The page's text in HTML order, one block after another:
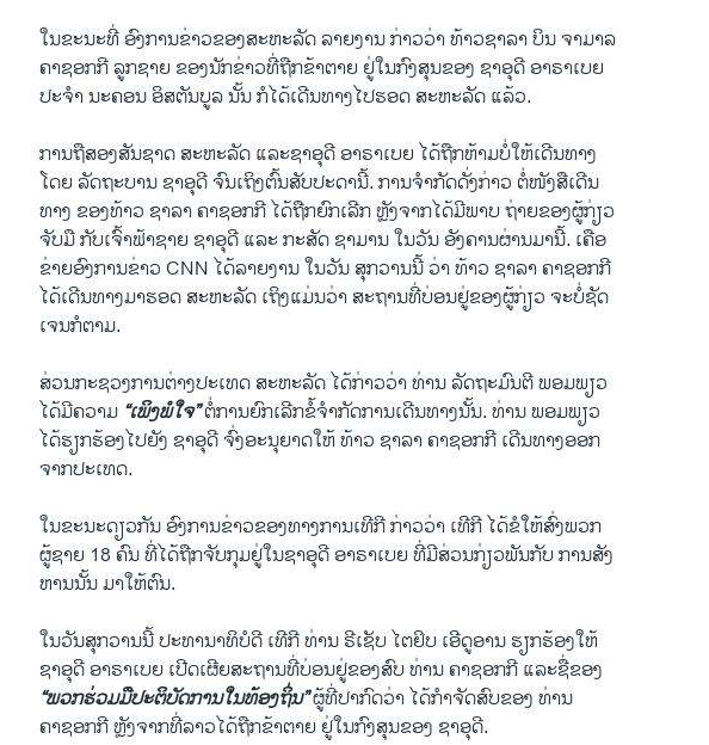
ໃນຂະນະທີ່ ອົງການຂ່າວຂອງສະຫະລັດ ລາຍງານ ກ່າວວ່າ ທ້າວຊາລາ ບິນ ຈາມາລ
ຄາຊອກກີ ລູກຊາຍ ຂອງນັກຂ່າວທີ່ຖືກຂ້າຕາຍ ຢູ່ໃນກົງສຸນຂອງ ຊາອຸດີ ອາຣາເບຍ
ປະຈຳ ນະຄອນ ອິສຕັນບູລ ນັ້ນ ກໍໄດ້ເດີນທາງໄປຮອດ ສະຫະລັດ ແລ້ວ.
ການຖືສອງສັນຊາດ ສະຫະລັດ ແລະຊາອຸດີ ອາຣາເບຍ ໄດ້ຖືກຫ້າມບໍ່ໃຫ້ເດີນທາງ
ໂດຍ ລັດຖະບານ ຊາອຸດີ ຈົນເຖິງຕົ້ນສັບປະດານີ້. ການຈຳກັດດັ່ງກ່າວ ຕໍ່ໜັງສືເດີນ
ທາງ ຂອງທ້າວ ຊາລາ ຄາຊອກກີ ໄດ້ຖືກຍົກເລີກ ຫຼັງຈາກໄດ້ມີພາບ ຖ່າຍຂອງຜູ້ກ່ຽວ
ຈັບມື ກັບເຈົ້າຟ້າຊາຍ ຊາອຸດີ ແລະ ກະສັດ ຊາມານ ໃນວັນ ອັງຄານຜ່ານມານີ້. ເຄືອ
ຂ່າຍອົງການຂ່າວ CNN ໄດ້ລາຍງານ ໃນວັນ ສຸກວານນີ້ ວ່າ ທ້າວ ຊາລາ ຄາຊອກກີ
ໄດ້ເດີນທາງມາຮອດ ສະຫະລັດ ເຖິງແມ່ນວ່າ ສະຖານທີ່ບ່ອນຢູ່ຂອງຜູ້ກ່ຽວ ຈະບໍ່ຊັດ
ເຈນກໍຕາມ.
ສ່ວນກະຊວງການຕ່າງປະເທດ ສະຫະລັດ ໄດ້ກ່າວວ່າ ທ່ານ ລັດຖະມົນຕີ ພອມພຽວ
ໄດ້ມີຄວາມ “ເພິງພໍໃຈ”ຕໍ່ການຍົກເລີກຂໍ້ຈຳກັດການເດີນທາງນັ້ນ. ທ່ານ ພອມພຽວ
ໄດ້ຮຽກຮ້ອງໄປຍັງ ຊາອຸດີ ຈົ່ງອະນຸຍາດໃຫ້ ທ້າວ ຊາລາ ຄາຊອກກີ ເດີນທາງອອກ
ຈາກປະເທດ.
ໃນຂະນະດຽວກັນ ອົງການຂ່າວຂອງທາງການເທີກີ ກ່າວວ່າ ເທີກີ ໄດ້ຂໍໃຫ້ສົ່ງພວກ
ຜູ້ຊາຍ 18 ຄົນ ທີ່ໄດ້ຖືກຈັບກຸມຢູ່ໃນຊາອຸດີ ອາຣາເບຍ ທີ່ມີສ່ວນກ່ຽວພັນກັບ ການສັງ
ຫານນັ້ນ ມາໃຫ້ຕົນ.
ໃນວັນສຸກວານນີ້ ປະທານາທິບໍດີ ເທີກີ ທ່ານ ຣີເຊັບ ໄຕຢິບ ເອີດູອານ ຮຽກຮ້ອງໃຫ້
ຊາອຸດີ ອາຣາເບຍ ເປີດເຜີຍສະຖານທີ່ບ່ອນຢູ່ຂອງສົບ ທ່ານ ຄາຊອກກີ ແລະຊື່ຂອງ
“ພວກຮ່ວມມືປະຕິບັດການໃນທ້ອງຖິ່ນ”ຜູ້ທີ່ປາກົດວ່າ ໄດ້ກຳຈັດສົບຂອງ ທ່ານ
ຄາຊອກກີ ຫຼັງຈາກທີ່ລາວໄດ້ຖືກຂ້າຕາຍ ຢູ່ໃນກົງສຸນຂອງ ຊາອຸດີ.